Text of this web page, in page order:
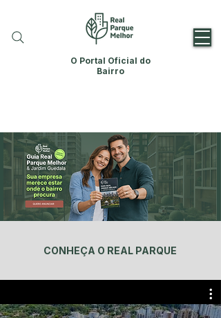
O Portal Oficial do
Bairro
CONHEÇA O REAL PARQUE